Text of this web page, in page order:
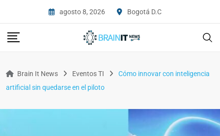
agosto 8, 2026 Bogotá D.C
Brain It News Eventos TI
Cómo innovar con inteligencia
artificial sin quedarse en el piloto